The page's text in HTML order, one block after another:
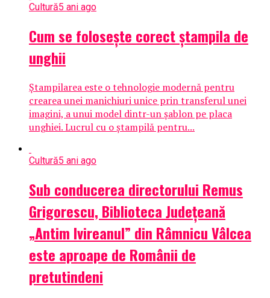
Cultură5 ani ago
Cum se folosește corect ștampila de
unghii
Ștampilarea este o tehnologie modernă pentru
crearea unei manichiuri unice prin transferul unei
imagini, a unui model dintr-un șablon pe placa
unghiei. Lucrul cu o ștampilă pentru...
Cultură5 ani ago
Sub conducerea directorului Remus
Grigorescu, Biblioteca Judeţeană
„Antim Ivireanul” din Râmnicu Vâlcea
este aproape de Românii de
pretutindeni